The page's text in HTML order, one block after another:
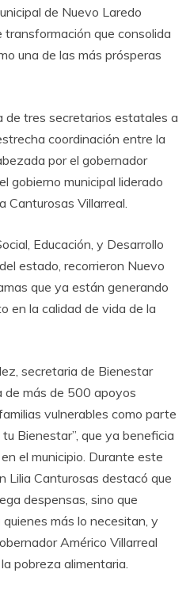
de Nuevo Laredo
que consolida
una de las más prósperas
de tres secretarios estatales a
coordinación entre la
por el gobernador
gobierno municipal liderado
Canturosas Villarreal.
Educación, y Desarrollo
estado, recorrieron Nuevo
que ya están generando
en la calidad de vida de la
secretaria de Bienestar
de más de 500 apoyos
vulnerables como parte
Bienestar”, que ya beneficia
el municipio. Durante este
Lilia Canturosas destacó que
despensas, sino que
más lo necesitan, y
Américo Villarreal
pobreza alimentaria.